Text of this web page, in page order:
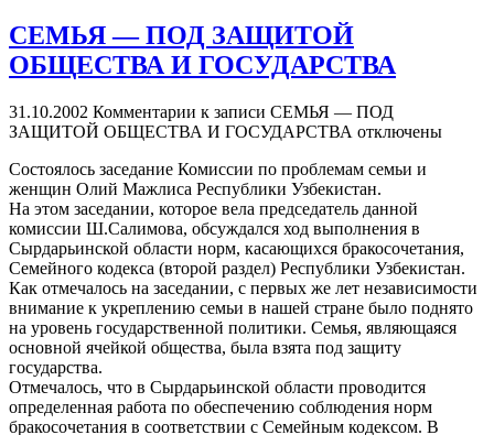
СЕМЬЯ — ПОД ЗАЩИТОЙ
ОБЩЕСТВА И ГОСУДАРСТВА
31.10.2002 Комментарии к записи СЕМЬЯ — ПОД
ЗАЩИТОЙ ОБЩЕСТВА И ГОСУДАРСТВА отключены
Состоялось заседание Комиссии по проблемам семьи и
женщин Олий Мажлиса Республики Узбекистан.
На этом заседании, которое вела председатель данной
комиссии Ш.Салимова, обсуждался ход выполнения в
Сырдарьинской области норм, касающихся бракосочетания,
Семейного кодекса (второй раздел) Республики Узбекистан.
Как отмечалось на заседании, с первых же лет независимости
внимание к укреплению семьи в нашей стране было поднято
на уровень государственной политики. Семья, являющаяся
основной ячейкой общества, была взята под защиту
государства.
Отмечалось, что в Сырдарьинской области проводится
определенная работа по обеспечению соблюдения норм
бракосочетания в соответствии с Семейным кодексом. В